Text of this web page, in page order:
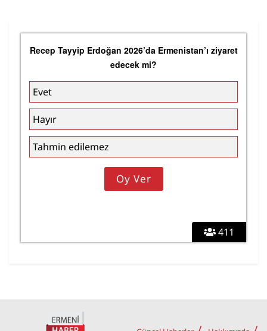
411
Recep Tayyip Erdoğan 2026’da Ermenistan’ı ziyaret
edecek mi?
Evet
Hayır
Tahmin edilemez